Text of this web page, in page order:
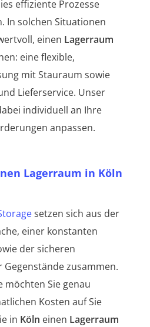
effiziente Prozesse
einen Lagerraum
eine flexible,
mit Stauraum sowie
Lieferservice. Unser
individuell an Ihre
anpassen.
Lagerraum in Köln
setzen sich aus der
einer konstanten
der sicheren
zusammen.
möchten Sie genau
Kosten auf Sie
in Köln einen Lagerraum